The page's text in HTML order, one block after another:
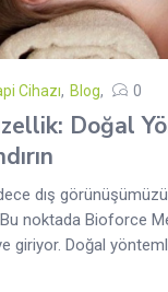
Cihazı, Blog 0
Doğal
dış
Bu noktada Bioforce
giriyor. Doğal